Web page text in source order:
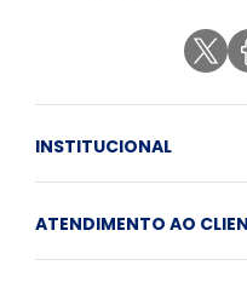
INSTITUCIONAL
ATENDIMENTO AO